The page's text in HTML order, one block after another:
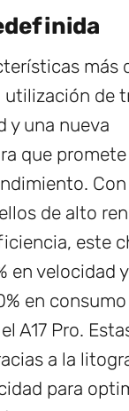
más
utilización de
y una nueva
que
de alto
este
en velocidad
en
A17 Pro.
a la
para